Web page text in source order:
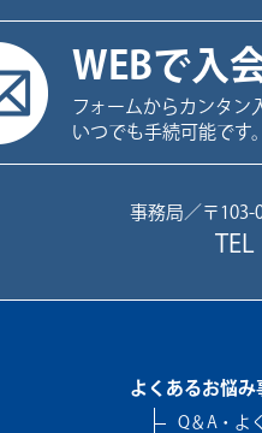
WEBで入
フォームからカンタン
いつでも手続可能です。
事務局／〒
よくあるお悩み
Q＆A・よ